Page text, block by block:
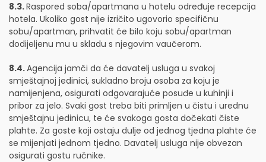
8.3.Raspored soba/apartmana u hotelu određuje recepcija
hotela. Ukoliko gost nije izričito ugovorio specifičnu
sobu/apartman, prihvatit će bilo koju sobu/apartman
dodijeljenu mu u skladu s njegovim vaučerom.
8.4.Agencija jamči da će davatelj usluga u svakoj
smještajnoj jedinici, sukladno broju osoba za koju je
namijenjena, osigurati odgovarajuće posuđe u kuhinji i
pribor za jelo. Svaki gost treba biti primljen u čistu i urednu
smještajnu jedinicu, te će svakoga gosta dočekati čiste
plahte. Za goste koji ostaju dulje od jednog tjedna plahte će
se mijenjati jednom tjedno. Davatelj usluga nije obvezan
osigurati gostu ručnike.